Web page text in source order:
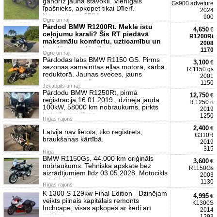
īpašnieks, apkopet tikai Dīlerī.
Nobraukums 6584
Ogre un raj.
Gs900 adveture
2024
900
Pārdod BMW R1200Rt. Meklē īstu
ceļojumu karali? Šis RT piedāvā
maksimālu komfortu, uzticamību un
baudāmu vadāmību je
Ogre un raj.
4,650 €
R1200Rt
2008
1170
Pārdodas labs BMW R1150 GS. Pirms
sezonas samainītas eļļas motorā, kārbā
reduktorā. Jaunas sveces, jauns
akumulators, nā
Jēkabpils un raj.
3,100 €
R 1150 gs
2001
1150
Pārdodu BMW R1250Rt, pirmā
reģistrācija 16.01.2019., dzinēja jauda
100kW, 58000 km nobraukums, pirkts
Latvijā, regulāras
Rīgas rajons
12,750 €
R 1250 rt
2019
1250
Latvijā nav lietots, tiko registrēts,
braukšanas kārtībā.
Rīga
2,400 €
G310R
2019
315
BMW R1150Gs. 44.000 km oriģināls
nobraukums. Tehniskā apskate bez
aizrādījumiem līdz 03.05.2028. Motocikls
ir ļoti labā
Rīgas rajons
3,600 €
R1150Gs
2003
1130
K 1300 S 129kw Final Edition - Dzinējam
veikts pilnais kapitālais remonts
Inchcape, visas apkopes ar ķēdi arī
veiktas
4,995 €
K1300S
2014